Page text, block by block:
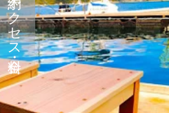
予約・アクセス・料金